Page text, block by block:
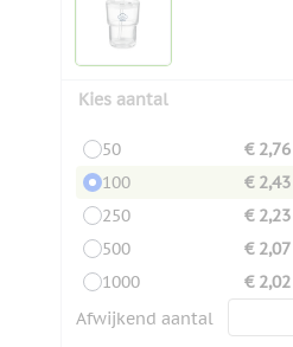
Kies aantal
50
€ 2,76
100
€ 2,43
250
€ 2,23
500
€ 2,07
1000
€ 2,02
Afwijkend aantal